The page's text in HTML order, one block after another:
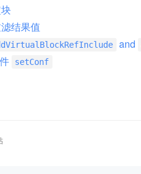
结果值
and
setConf